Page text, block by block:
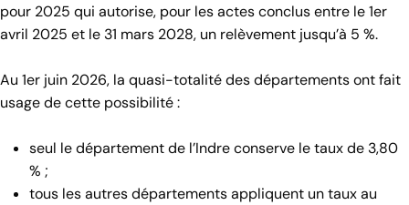
pour 2025 qui autorise, pour les actes conclus entre le 1er
avril 2025 et le 31 mars 2028, un relèvement jusqu’à 5 %.
Au 1er juin 2026, la quasi-totalité des départements ont fait
usage de cette possibilité :
seul le département de l’Indre conserve le taux de 3,80
% ;
tous les autres départements appliquent un taux au